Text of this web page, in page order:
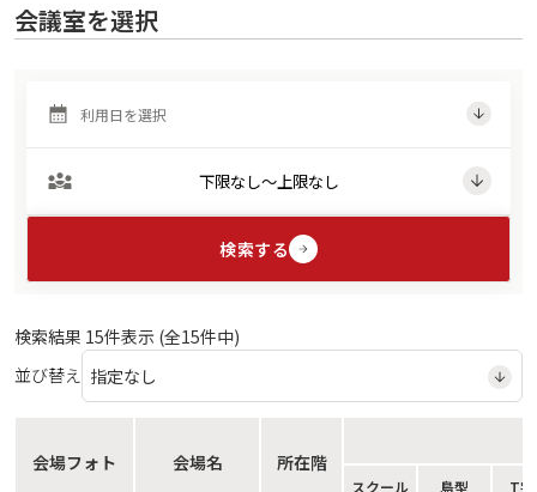
会議室を選択
検索する
検索結果 15件表示 (全15件中)
並び替え
会場フォト 会場名 所在階
スクール 島型 T